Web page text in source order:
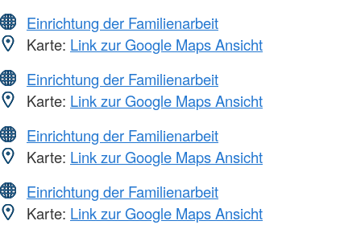
Einrichtung der Familienarbeit
Karte: Link zur Google Maps Ansicht
Einrichtung der Familienarbeit
Karte: Link zur Google Maps Ansicht
Einrichtung der Familienarbeit
Karte: Link zur Google Maps Ansicht
Einrichtung der Familienarbeit
Karte: Link zur Google Maps Ansicht